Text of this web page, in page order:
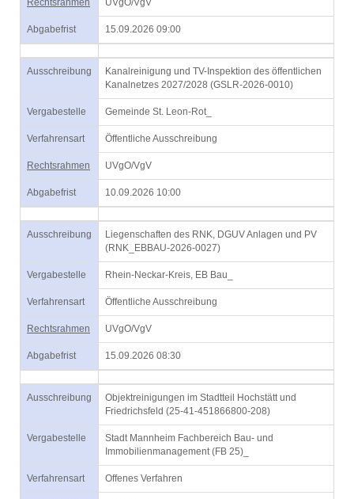
Rechtsrahmen UVgO/VgV
Abgabefrist 15.09.2026 09:00
Ausschreibung
Kanalreinigung und TV-Inspektion des öffentlichen
Kanalnetzes 2027/2028 (GSLR-2026-0010)
Vergabestelle Gemeinde St. Leon-Rot_
Verfahrensart Öffentliche Ausschreibung
Rechtsrahmen UVgO/VgV
Abgabefrist 10.09.2026 10:00
Ausschreibung
Liegenschaften des RNK, DGUV Anlagen und PV
(RNK_EBBAU-2026-0027)
Vergabestelle Rhein-Neckar-Kreis, EB Bau_
Verfahrensart Öffentliche Ausschreibung
Rechtsrahmen UVgO/VgV
Abgabefrist 15.09.2026 08:30
Ausschreibung
Objektreinigungen im Stadtteil Hochstätt und
Friedrichsfeld (25-41-451866800-208)
Vergabestelle
Stadt Mannheim Fachbereich Bau- und
Immobilienmanagement (FB 25)_
Verfahrensart Offenes Verfahren